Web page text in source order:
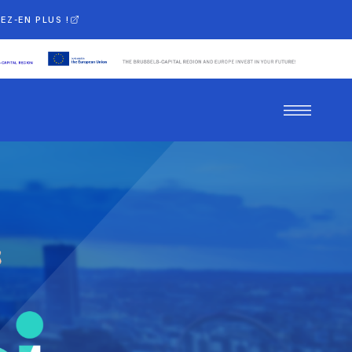
EN PLUS !